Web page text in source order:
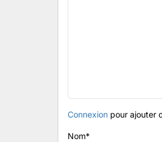
Connexion pour ajouter
Nom*